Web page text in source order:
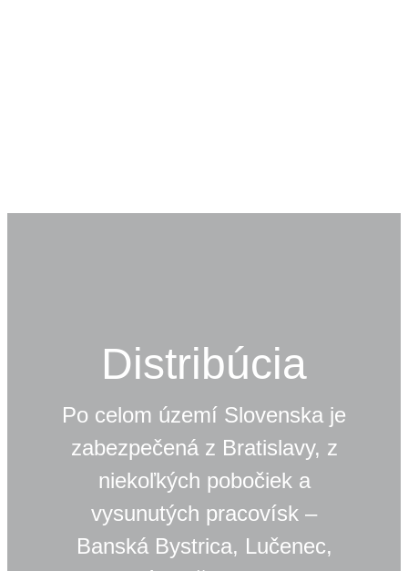
Distribúcia
Po celom území Slovenska je
zabezpečená z Bratislavy, z
niekoľkých pobočiek a
vysunutých pracovísk –
Banská Bystrica, Lučenec,